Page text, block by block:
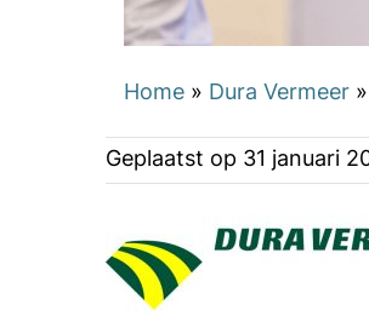
Home » Dura Vermeer »
Geplaatst op 31 januari